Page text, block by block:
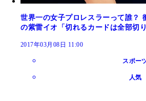
世界一の女子プロレスラーって誰？
の紫雷イオ「切れるカードは全部切り
2017年03月08日 11:00
スポー
人気